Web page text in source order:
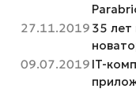
27.11.2019 35 лет
09.07.2019 IT-